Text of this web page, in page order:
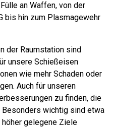
an Waffen, von der
bis hin zum Plasmagewehr
der Raumstation sind
unsere Schießeisen
wie mehr Schaden oder
Auch für unseren
zu finden, die
wichtig sind etwa
gelegene Ziele